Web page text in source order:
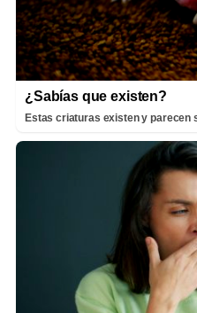
¿Sabías que existen?
Estas criaturas existen y parecen